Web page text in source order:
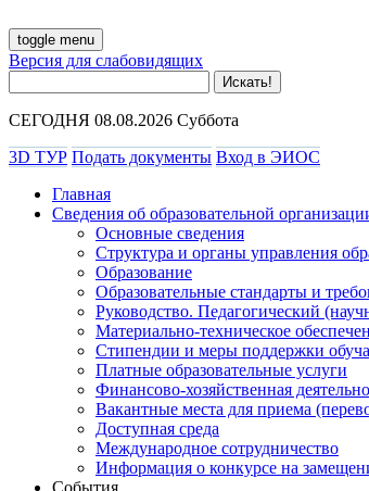
toggle menu
Версия для слабовидящих
СЕГОДНЯ 08.08.2026 Суббота
3D ТУР Подать документы Вход в ЭИОС
Главная
Сведения об образовательной
Основные сведения
Структура и органы управления
Образование
Образовательные стандарты и
Руководство. Педагогический
Материально-техническое
Стипендии и меры поддержки
Платные образовательные услуги
Финансово-хозяйственная
Вакантные места для приема
Доступная среда
Международное сотрудничество
Информация о конкурсе на
События